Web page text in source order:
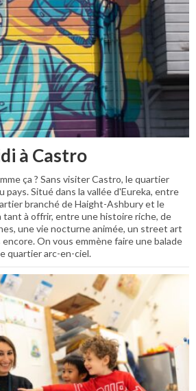
à Castro
ça ? Sans visiter Castro, le quartier
pays. Situé dans la vallée d'Eureka, entre
branché de Haight-Ashbury et le
tant à offrir, entre une histoire riche, de
une vie nocturne animée, un street art
On vous emmène faire une balade
quartier arc-en-ciel.